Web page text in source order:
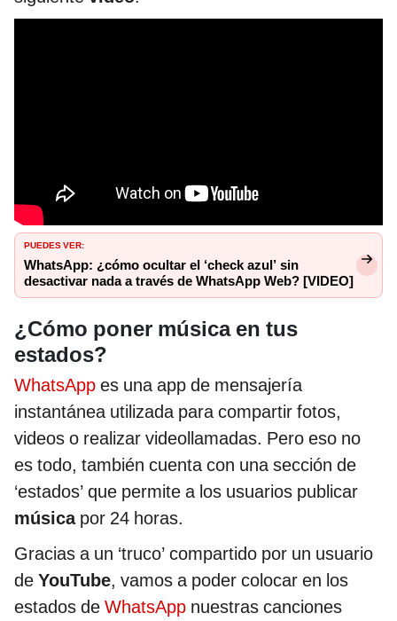
PUEDES VER:
WhatsApp: ¿cómo ocultar el ‘check azul’ sin
desactivar nada a través de WhatsApp Web? [VIDEO]
¿Cómo poner música en tus
estados?
WhatsApp es una app de mensajería
instantánea utilizada para compartir fotos,
videos o realizar videollamadas. Pero eso no
es todo, también cuenta con una sección de
‘estados’ que permite a los usuarios publicar
música por 24 horas.
Gracias a un ‘truco’ compartido por un usuario
de YouTube, vamos a poder colocar en los
estados de WhatsApp nuestras canciones